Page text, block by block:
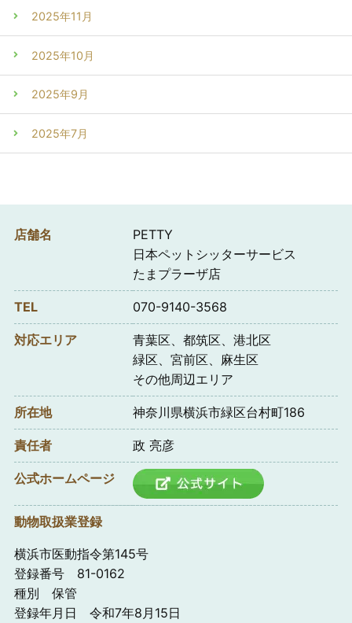
2025年11月
2025年10月
2025年9月
2025年7月
店舗名
PETTY
日本ペットシッターサービス
たまプラーザ店
TEL 070-9140-3568
対応エリア
青葉区、都筑区、港北区
緑区、宮前区、麻生区
その他周辺エリア
所在地 神奈川県横浜市緑区台村町186
責任者 政 亮彦
公式ホームページ
動物取扱業登録
横浜市医動指令第145号
登録番号 81-0162
種別 保管
登録年月日 令和7年8月15日